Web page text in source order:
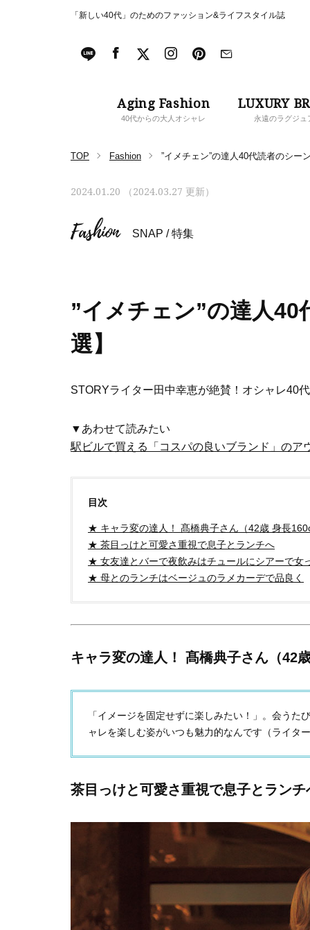
「新しい40代」のためのファッション&ライフスタイル誌
Aging Fashion
40代からの大人オシャレ
LUXURY
永遠のラグジュ
TOP Fashion ”イメチェン”の達人40代読者のシー
2024.01.20 （2024.03.27 更新）
Fashion SNAP /特集
”イメチェン”の達人
選】
STORYライター田中幸恵が絶賛！オシャレ40
▼あわせて読みたい
駅ビルで買える「コスパの良いブランド」の
目次
★ キャラ変の達人！ 髙橋典子さん（42歳 身長
★ 茶目っけと可愛さ重視で息子とランチへ
★ 女友達とバーで夜飲みはチュールにシアーで女
★ 母とのランチはベージュのラメカーデで品良く
キャラ変の達人！ 髙橋典子さん（42
「イメージを固定せずに楽しみたい！」。会う
ャレを楽しむ姿がいつも魅力的なんです（ライタ
茶目っけと可愛さ重視で息子とランチ